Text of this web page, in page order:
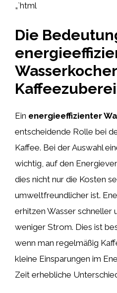
„`html
Die
Ein energieeffizienter
entscheidende Rolle bei
Kaffee. Bei der Auswahl
wichtig, auf den
dies nicht nur die Kosten
umweltfreundlicher ist.
erhitzen Wasser schneller
weniger Strom. Dies ist
wenn man regelmäßig
kleine Einsparungen im
Zeit erhebliche